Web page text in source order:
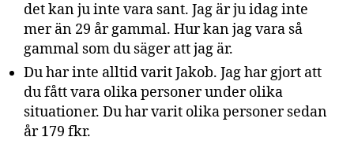
det kan ju inte vara sant. Jag är ju idag inte
mer än 29 år gammal. Hur kan jag vara så
gammal som du säger att jag är.
Du har inte alltid varit Jakob. Jag har gjort att
du fått vara olika personer under olika
situationer. Du har varit olika personer sedan
år 179 fkr.